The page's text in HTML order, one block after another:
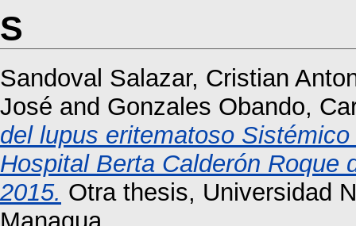
S
Sandoval Salazar, Cristian
José and Gonzales Obando,
del lupus eritematoso
Hospital Berta Calderón Roque
2015. Otra thesis, Universidad